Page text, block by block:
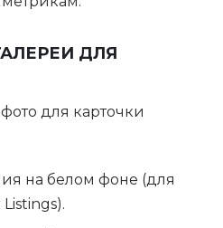
ДЛЯ
для карточки
на белом фоне (для